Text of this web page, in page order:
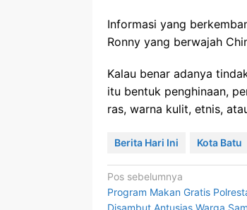
Informasi yang
Ronny yang berwajah
Kalau benar adanya
itu bentuk penghinaan,
ras, warna kulit, etnis,
Berita Hari Ini Kota Batu
Navigasi
pos
Pos sebelumnya
Program Makan Gratis
Disambut Antusias Warga